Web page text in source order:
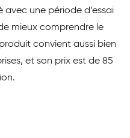
avec une période d’essai
mieux comprendre le
convient aussi bien
et son prix est de 85